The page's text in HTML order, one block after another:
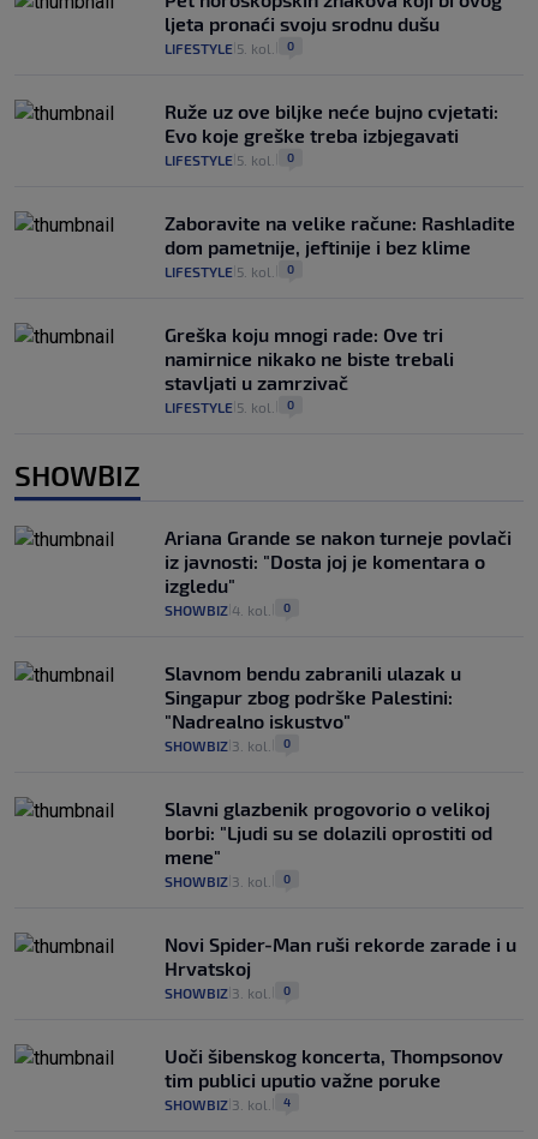
ljeta pronaći svoju srodnu dušu
LIFESTYLE 5. kol. 0
Ruže uz ove biljke neće bujno cvjetati:
Evo koje greške treba izbjegavati
LIFESTYLE 5. kol. 0
Zaboravite na velike račune: Rashladite
dom pametnije, jeftinije i bez klime
LIFESTYLE 5. kol. 0
Greška koju mnogi rade: Ove tri
namirnice nikako ne biste trebali
stavljati u zamrzivač
LIFESTYLE 5. kol. 0
SHOWBIZ
Ariana Grande se nakon turneje povlači
iz javnosti: "Dosta joj je komentara o
izgledu"
SHOWBIZ 4. kol. 0
Slavnom bendu zabranili ulazak u
Singapur zbog podrške Palestini:
"Nadrealno iskustvo"
SHOWBIZ 3. kol. 0
Slavni glazbenik progovorio o velikoj
borbi: "Ljudi su se dolazili oprostiti od
mene"
SHOWBIZ 3. kol. 0
Novi Spider-Man ruši rekorde zarade i u
Hrvatskoj
SHOWBIZ 3. kol. 0
Uoči šibenskog koncerta, Thompsonov
tim publici uputio važne poruke
SHOWBIZ 3. kol. 4